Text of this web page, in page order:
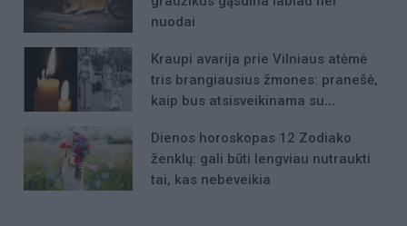
nuodai
Kraupi avarija prie Vilniaus atėmė
tris brangiausius žmones: pranešė,
kaip bus atsisveikinama su
Dienos horoskopas 12 Zodiako
ženklų: gali būti lengviau nutraukti
tai, kas nebeveikia